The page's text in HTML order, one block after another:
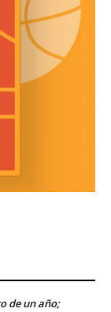
de un año;